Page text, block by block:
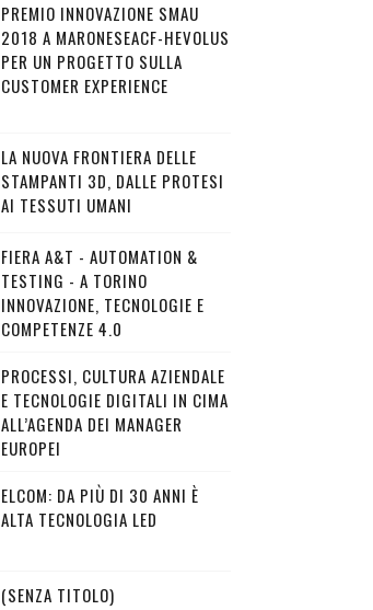
PREMIO INNOVAZIONE SMAU
2018 A MARONESEACF-HEVOLUS
PER UN PROGETTO SULLA
CUSTOMER EXPERIENCE
LA NUOVA FRONTIERA DELLE
STAMPANTI 3D, DALLE PROTESI
AI TESSUTI UMANI
FIERA A&T - AUTOMATION &
TESTING - A TORINO
INNOVAZIONE, TECNOLOGIE E
COMPETENZE 4.0
PROCESSI, CULTURA AZIENDALE
E TECNOLOGIE DIGITALI IN CIMA
ALL’AGENDA DEI MANAGER
EUROPEI
ELCOM: DA PIÙ DI 30 ANNI È
ALTA TECNOLOGIA LED
(SENZA TITOLO)